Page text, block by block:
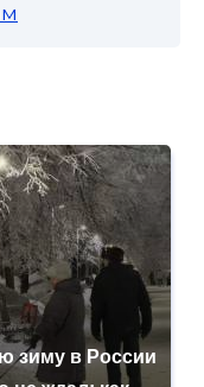
зиму в России